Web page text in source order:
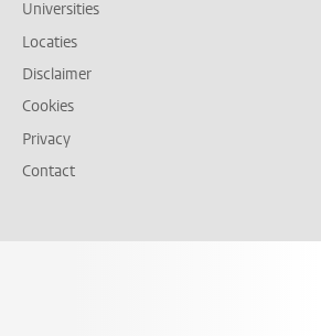
Universities
Locaties
Disclaimer
Cookies
Privacy
Contact